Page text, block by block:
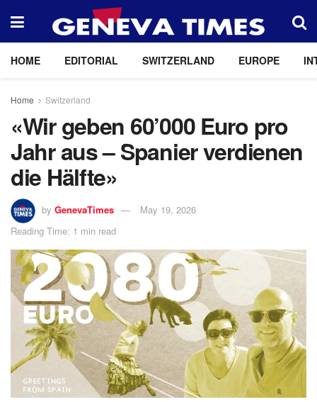
HOME EDITORIAL SWITZERLAND EUROPE
Home Switzerland
«Wir geben 60’000 Euro pro
Jahr aus – Spanier verdienen
die Hälfte»
by GenevaTimes
May 19, 2026
Reading Time: 1 min read